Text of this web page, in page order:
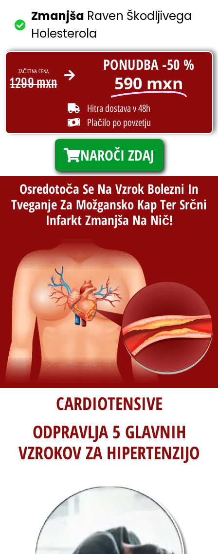
Zmanjša Raven Škodljivega
Holesterola
ZAČETNA CENA
1299 mxn
PONUDBA -50 %
590 mxn
Hitra dostava v 48h
Plačilo po povzetju
NAROČI ZDAJ
Osredotoča Se Na Vzrok Bolezni In
Tveganje Za Možgansko Kap Ter Srčni
Infarkt Zmanjša Na Nič!
CARDIOTENSIVE
ODPRAVLJA 5 GLAVNIH
VZROKOV ZA HIPERTENZIJO